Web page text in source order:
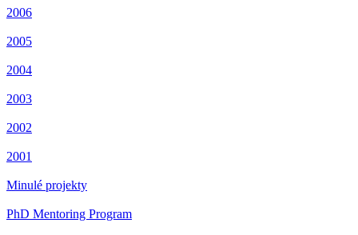
2006
2005
2004
2003
2002
2001
Minulé projekty
PhD Mentoring Program